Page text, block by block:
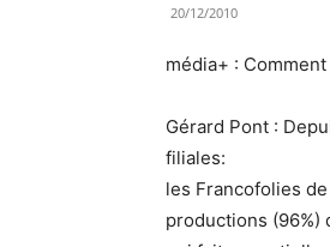
20/12/2010
média+ :
Gérard Pont :
filiales:
les Francofolies
productions (96%)